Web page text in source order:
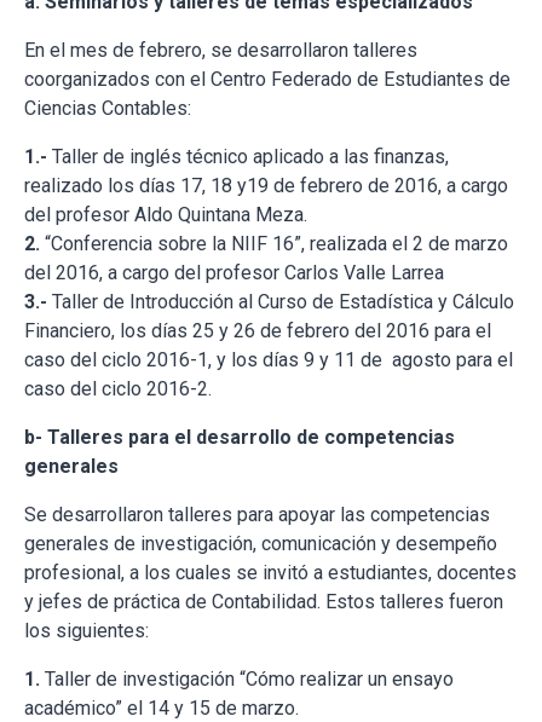
En el mes de febrero, se desarrollaron talleres
coorganizados con el Centro Federado de Estudiantes de
Ciencias Contables:
1.- Taller de inglés técnico aplicado a las finanzas,
realizado los días 17, 18 y19 de febrero de 2016, a cargo
del profesor Aldo Quintana Meza.
2. “Conferencia sobre la NIIF 16”, realizada el 2 de marzo
del 2016, a cargo del profesor Carlos Valle Larrea
3.- Taller de Introducción al Curso de Estadística y Cálculo
Financiero, los días 25 y 26 de febrero del 2016 para el
caso del ciclo 2016-1, y los días 9 y 11 de agosto para el
caso del ciclo 2016-2.
b- Talleres para el desarrollo de competencias
generales
Se desarrollaron talleres para apoyar las competencias
generales de investigación, comunicación y desempeño
profesional, a los cuales se invitó a estudiantes, docentes
y jefes de práctica de Contabilidad. Estos talleres fueron
los siguientes:
1. Taller de investigación “Cómo realizar un ensayo
académico” el 14 y 15 de marzo.